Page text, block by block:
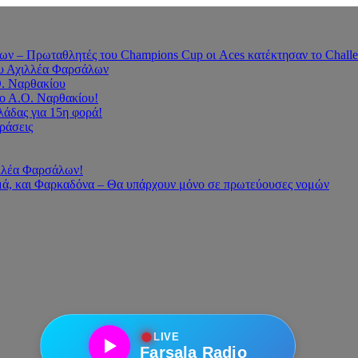
Πρωταθλητές του Champions Cup οι Aces κατέκτησαν το
Αχιλλέα Φαρσάλων
Ναρθακίου
ο Α.Ο. Ναρθακίου!
για 15η φορά!
Φαρσάλων!
και Φαρκαδόνα – Θα υπάρχουν μόνο σε πρωτεύουσες νομών
●LIVE
Farsala Radio